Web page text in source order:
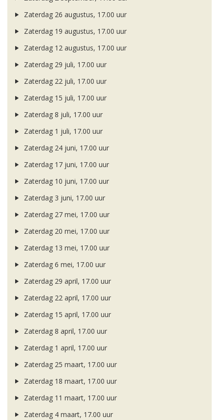
Zaterdag 26 augustus, 17.00 uur
Zaterdag 19 augustus, 17.00 uur
Zaterdag 12 augustus, 17.00 uur
Zaterdag 29 juli, 17.00 uur
Zaterdag 22 juli, 17.00 uur
Zaterdag 15 juli, 17.00 uur
Zaterdag 8 juli, 17.00 uur
Zaterdag 1 juli, 17.00 uur
Zaterdag 24 juni, 17.00 uur
Zaterdag 17 juni, 17.00 uur
Zaterdag 10 juni, 17.00 uur
Zaterdag 3 juni, 17.00 uur
Zaterdag 27 mei, 17.00 uur
Zaterdag 20 mei, 17.00 uur
Zaterdag 13 mei, 17.00 uur
Zaterdag 6 mei, 17.00 uur
Zaterdag 29 april, 17.00 uur
Zaterdag 22 april, 17.00 uur
Zaterdag 15 april, 17.00 uur
Zaterdag 8 april, 17.00 uur
Zaterdag 1 april, 17.00 uur
Zaterdag 25 maart, 17.00 uur
Zaterdag 18 maart, 17.00 uur
Zaterdag 11 maart, 17.00 uur
Zaterdag 4 maart, 17.00 uur